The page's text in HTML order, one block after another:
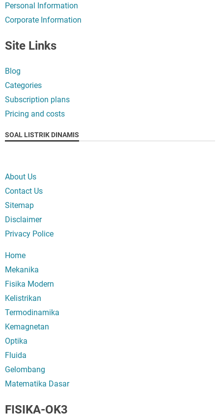
Personal Information
Corporate Information
Site Links
Blog
Categories
Subscription plans
Pricing and costs
SOAL LISTRIK DINAMIS
About Us
Contact Us
Sitemap
Disclaimer
Privacy Police
Home
Mekanika
Fisika Modern
Kelistrikan
Termodinamika
Kemagnetan
Optika
Fluida
Gelombang
Matematika Dasar
FISIKA-OK3